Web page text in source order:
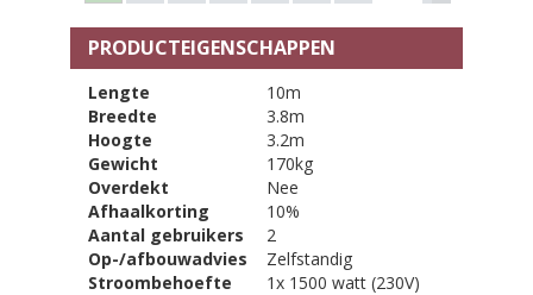
PRODUCTEIGENSCHAPPEN
Lengte
10m
Breedte
3.8m
Hoogte
3.2m
Gewicht
170kg
Overdekt
Nee
Afhaalkorting
10%
Aantal gebruikers
2
Op-/afbouwadvies
Zelfstandig
Stroombehoefte
1x 1500 watt (230V)